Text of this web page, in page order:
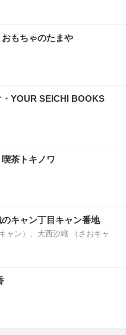
もちゃのたまや
YOUR SEICHI BOOKS
茶トキノワ
キャン丁目キャン番地
ャン）、大西沙織 （さおキャ